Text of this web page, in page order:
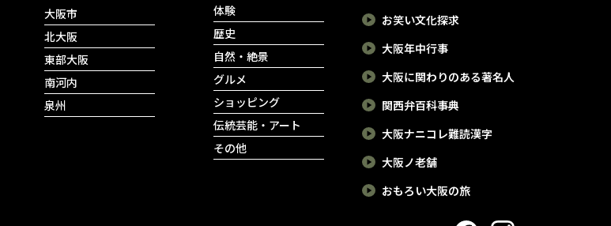
大阪市
北大阪
東部大阪
南河内
泉州
体験
歴史
自然・絶景
グルメ
ショッピング
伝統芸能・アート
その他
お笑い文化探求
大阪年中行事
大阪に関わりのある著名人
関西弁百科事典
大阪ナニコレ難読漢字
大阪ノ老舗
おもろい大阪の旅